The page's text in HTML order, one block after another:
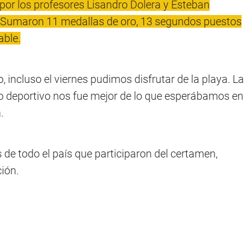
los profesores Lisandro Dolera y Esteban
11 medallas de oro, 13 segundos puestos
incluso el viernes pudimos disfrutar de la playa. La
deportivo nos fue mejor de lo que esperábamos en
todo el país que participaron del certamen,